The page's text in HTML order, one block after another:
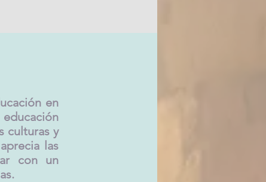
en
culturas y
las
con un